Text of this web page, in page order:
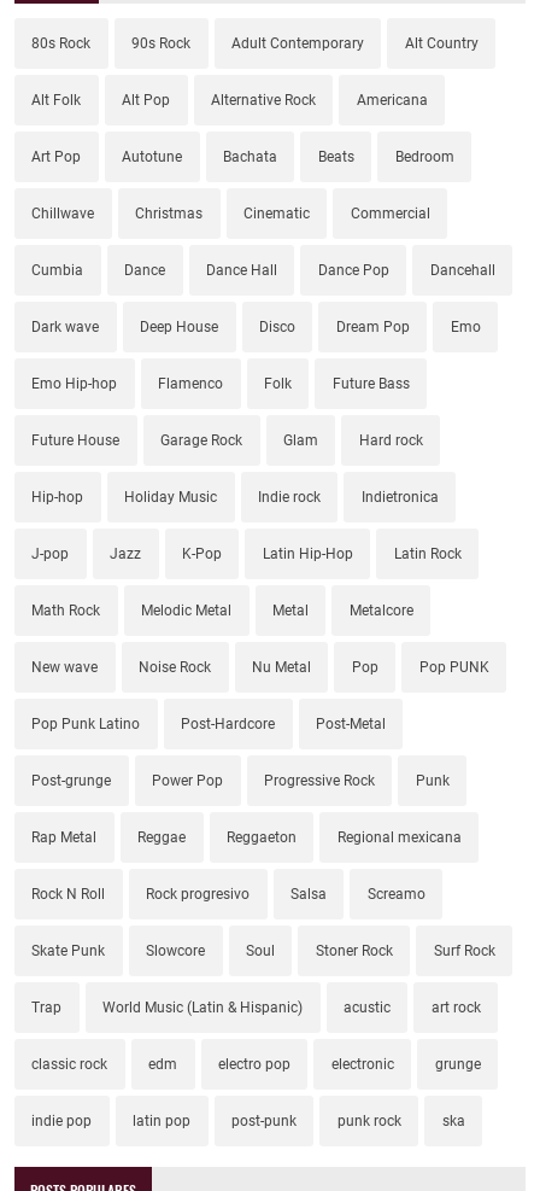
80s Rock 90s Rock Adult Contemporary Alt Country
Alt Folk Alt Pop Alternative Rock Americana
Art Pop Autotune Bachata Beats Bedroom
Chillwave Christmas Cinematic Commercial
Cumbia Dance Dance Hall Dance Pop Dancehall
Dark wave Deep House Disco Dream Pop Emo
Emo Hip-hop Flamenco Folk Future Bass
Future House Garage Rock Glam Hard rock
Hip-hop Holiday Music Indie rock Indietronica
J-pop Jazz K-Pop Latin Hip-Hop Latin Rock
Math Rock Melodic Metal Metal Metalcore
New wave Noise Rock Nu Metal Pop Pop PUNK
Pop Punk Latino Post-Hardcore Post-Metal
Post-grunge Power Pop Progressive Rock Punk
Rap Metal Reggae Reggaeton Regional mexicana
Rock N Roll Rock progresivo Salsa Screamo
Skate Punk Slowcore Soul Stoner Rock Surf Rock
Trap World Music (Latin & Hispanic) acustic art rock
classic rock edm electro pop electronic grunge
indie pop latin pop post-punk punk rock ska